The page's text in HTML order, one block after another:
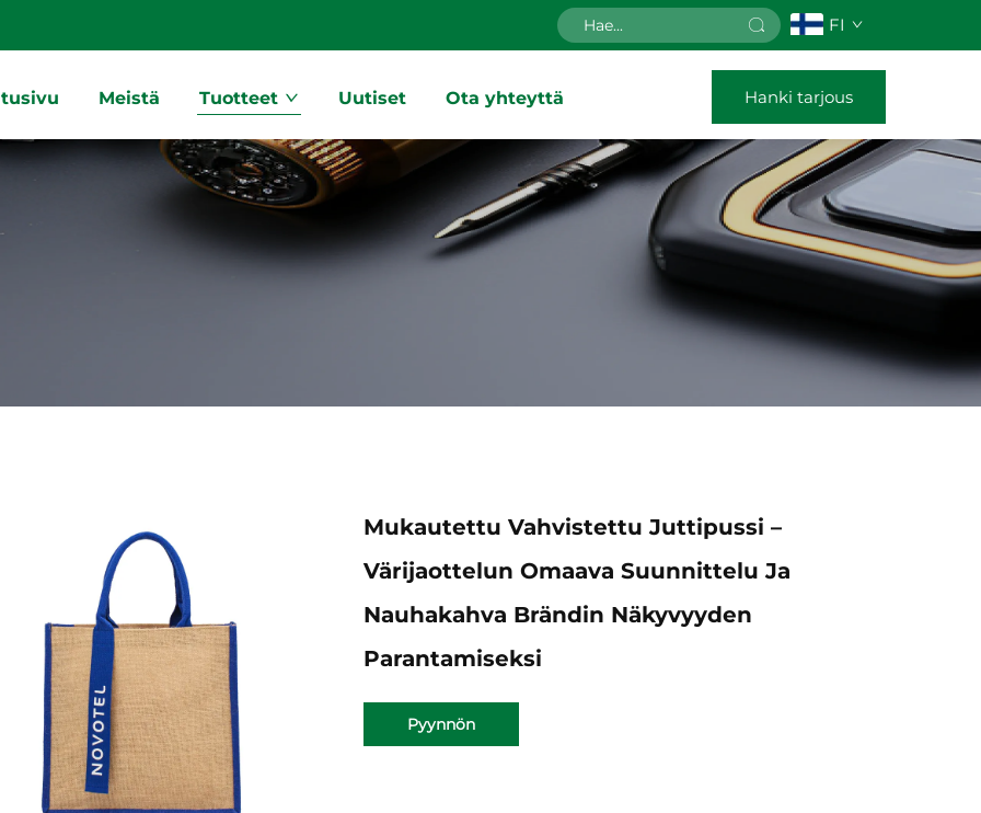
FI
Meistä Tuotteet Uutiset Ota yhteyttä Hanki tarjous
Mukautettu Vahvistettu Juttipussi –
Värijaottelun Omaava Suunnittelu Ja
Nauhakahva Brändin Näkyvyyden
Parantamiseksi
Pyynnön